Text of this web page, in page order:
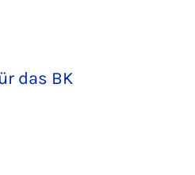
das BK